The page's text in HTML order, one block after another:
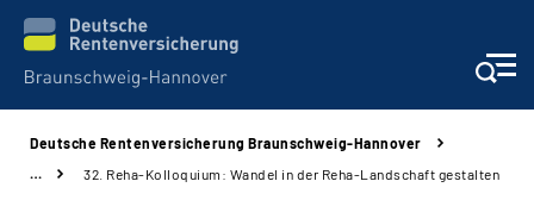
Deutsche Rentenversicherung Braunschweig-Hannover
…
32. Reha-Kolloquium: Wandel in der Reha-Landschaft gestalten